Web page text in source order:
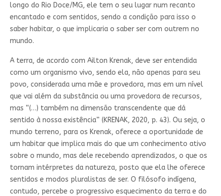
longo do Rio Doce/MG, ele tem o seu lugar num recanto
encantado e com sentidos, sendo a condição para isso o
saber habitar, o que implicaria o saber ser com outrem no
mundo.
A terra, de acordo com Ailton Krenak, deve ser entendida
como um organismo vivo, sendo ela, não apenas para seu
povo, considerada uma mãe e provedora, mas em um nível
que vai além da substância ou uma provedora de recursos,
mas “(…) também na dimensão transcendente que dá
sentido à nossa existência” (KRENAK, 2020, p. 43). Ou seja, o
mundo terreno, para os Krenak, oferece a oportunidade de
um habitar que implica mais do que um conhecimento ativo
sobre o mundo, mas dele recebendo aprendizados, o que os
tornam intérpretes da natureza, posto que ela lhe oferece
sentidos e modos pluralistas de ser. O filósofo indígena,
contudo, percebe o progressivo esquecimento da terra e do